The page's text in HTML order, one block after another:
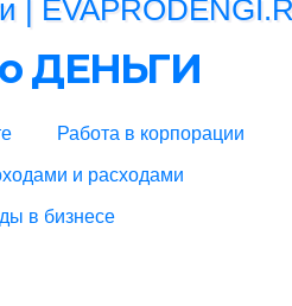
ДЕНЬГИ
Работа в корпорации
и расходами
в бизнесе